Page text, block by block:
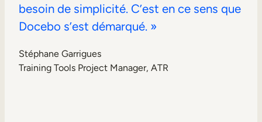
besoin de simplicité. C’est en ce sens que
Docebo s’est démarqué. »
Stéphane Garrigues
Training Tools Project Manager, ATR